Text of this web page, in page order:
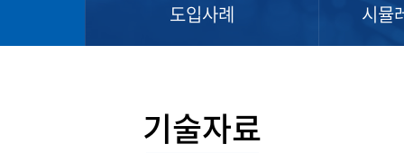
도입사례 시뮬
기술자료